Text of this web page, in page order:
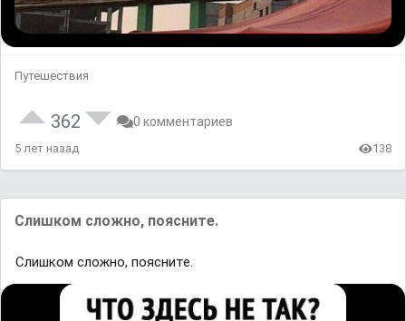
Путешествия
362 0 комментариев
5 лет назад 138
Слишком сложно, поясните.
Слишком сложно, поясните.